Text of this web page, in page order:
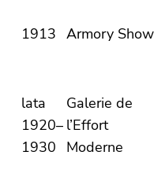
1913 Armory Show
lata
1920–
1930
Galerie de
l’Effort
Moderne